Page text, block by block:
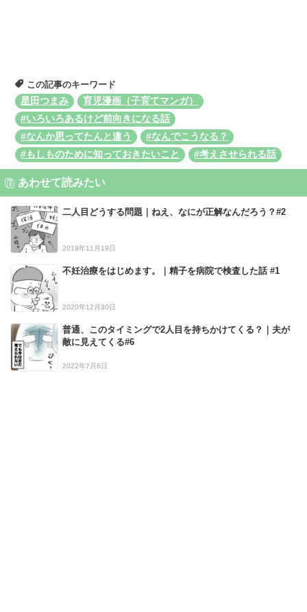
この記事のキーワード
星田つまみ
育児漫画（子育てマンガ）
#いろいろあるけど前向きになる話
#なんか思ってたんと違う
#なんでこうなる？
#もしものために知っておきたいこと
#考えさせられる話
あわせて読みたい
二人目どうする問題｜ねえ、なにが正解なんだろう？#2
2019年11月19日
不妊治療をはじめます。｜精子を病院で検査した話 #1
2020年12月30日
普通、このタイミングで2人目を持ちかけてくる？｜夫が
敵に見えてくる#6
2022年7月6日